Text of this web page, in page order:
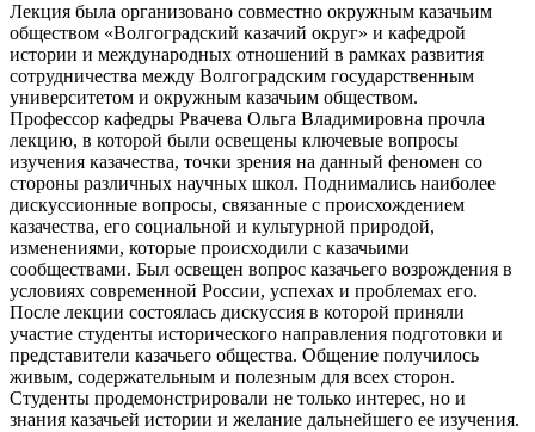
Лекция была организовано совместно окружным казачьим
обществом «Волгоградский казачий округ» и кафедрой
истории и международных отношений в рамках развития
сотрудничества между Волгоградским государственным
университетом и окружным казачьим обществом.
Профессор кафедры Рвачева Ольга Владимировна прочла
лекцию, в которой были освещены ключевые вопросы
изучения казачества, точки зрения на данный феномен со
стороны различных научных школ. Поднимались наиболее
дискуссионные вопросы, связанные с происхождением
казачества, его социальной и культурной природой,
изменениями, которые происходили с казачьими
сообществами. Был освещен вопрос казачьего возрождения в
условиях современной России, успехах и проблемах его.
После лекции состоялась дискуссия в которой приняли
участие студенты исторического направления подготовки и
представители казачьего общества. Общение получилось
живым, содержательным и полезным для всех сторон.
Студенты продемонстрировали не только интерес, но и
знания казачьей истории и желание дальнейшего ее изучения.